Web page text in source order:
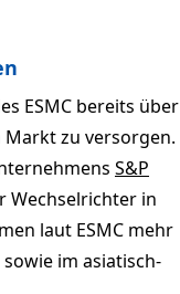
ESMC bereits über
zu versorgen.
S&P
Wechselrichter in
laut ESMC mehr
im asiatisch-